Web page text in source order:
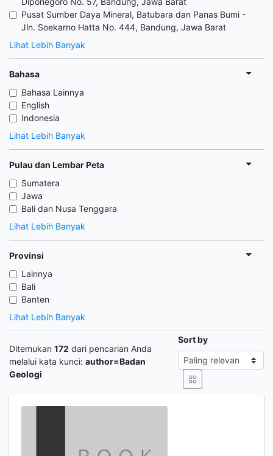
Pusat Sumber Daya Mineral, Batubara dan Panas Bumi -
Jln. Soekarno Hatta No. 444, Bandung, Jawa Barat
Lihat Lebih Banyak
Bahasa
Bahasa Lainnya
English
Indonesia
Lihat Lebih Banyak
Pulau dan Lembar Peta
Sumatera
Jawa
Bali dan Nusa Tenggara
Lihat Lebih Banyak
Provinsi
Lainnya
Bali
Banten
Lihat Lebih Banyak
Ditemukan 172 dari pencarian Anda
melalui kata kunci: author=Badan
Geologi
Sort by